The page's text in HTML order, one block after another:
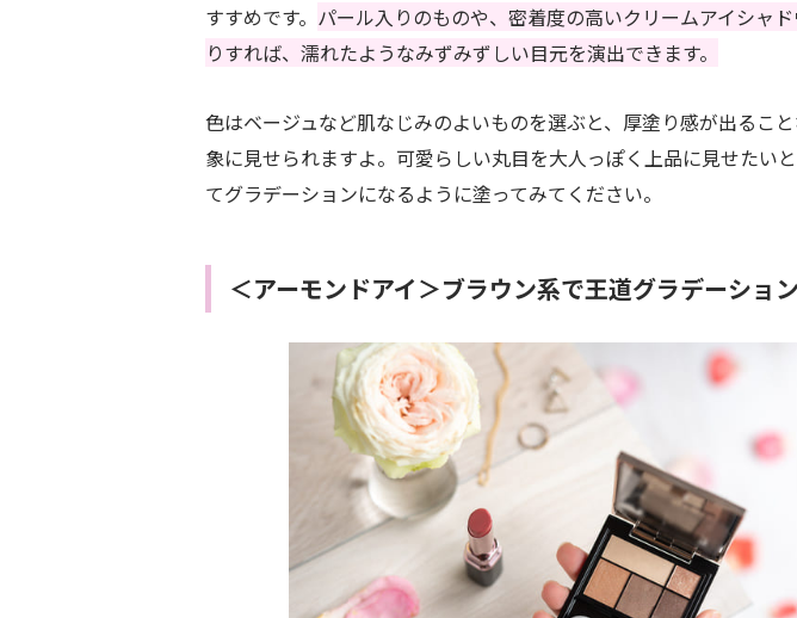
すすめです。 パール入りのものや、密着度の高いクリームアイシャ
りすれば、濡れたようなみずみずしい目元を演出できます。
色はベージュなど肌なじみのよいものを選ぶと、厚塗り感が出るこ
象に見せられますよ。可愛らしい丸目を大人っぽく上品に見せたい
てグラデーションになるように塗ってみてください。
＜アーモンドアイ＞ブラウン系で王道グラデーション